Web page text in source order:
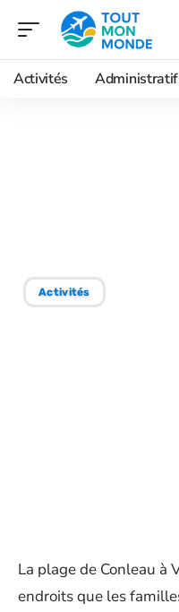
Activités Administratif
Activités
La plage de Conleau à
endroits que les